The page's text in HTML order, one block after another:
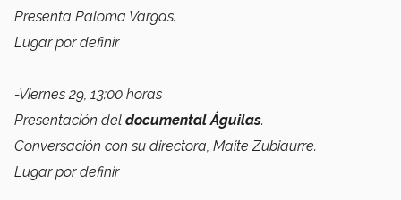
Presenta Paloma Vargas.
Lugar por definir
-Viernes 29, 13:00 horas
Presentación del documental Águilas.
Conversación con su directora, Maite Zubiaurre.
Lugar por definir